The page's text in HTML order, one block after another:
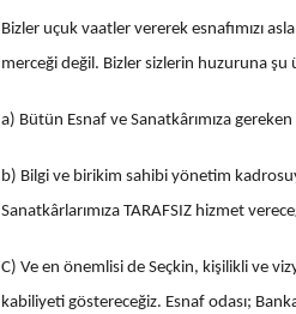
Bizler uçuk vaatler vererek esnafımızı
merceği değil. Bizler sizlerin huzuruna şu
a) Bütün Esnaf ve Sanatkârımıza
b) Bilgi ve birikim sahibi yönetim
Sanatkârlarımıza TARAFSIZ hizmet
C) Ve en önemlisi de Seçkin, kişilikli ve
kabiliyeti göstereceğiz. Esnaf odası;